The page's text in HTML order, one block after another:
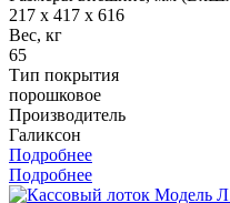
217 x 417 x 616
Вес, кг
65
Тип покрытия
порошковое
Производитель
Галиксон
Подробнее
Подробнее